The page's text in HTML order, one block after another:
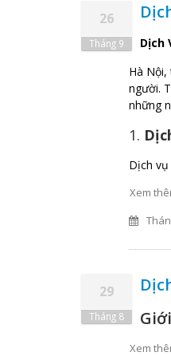
26
Tháng 9
Dịch
Hà
người.
những
1.
Dịch
Xem
29
Tháng 8
Xem